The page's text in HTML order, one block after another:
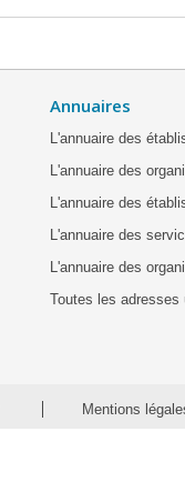
Annuaires
L'annuaire des
L'annuaire des
L'annuaire des
L'annuaire des
L'annuaire des
Toutes les adresses
Mentions